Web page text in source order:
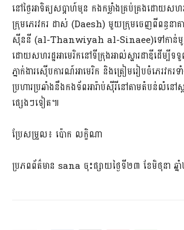
នៅថ្ងៃអាទិត្យសប្តាហ៍មុន កងកម្លាំងគ្រប់គ្រងដោយសហរដ្
ក្រុមភេរវករ ដាស់ (Daesh) មួយក្រុមចេញពីពន្ធនា
ស៊ីននី (al-Thanwiyah al-Sinaee)ទៅកាន់មូល
ដោយសហរដ្ឋអាមេរិកនៅទីក្រុងអាល់ស្ហារដាឌីដើម្បីទ
ភ្នាក់ងារស៊ើបការណ៍អាមេរិក និងត្រៀមរៀបចំភេរវករទ
ប្រហារប្រឆាំងនឹងកងទ័ពអារ៉ាប់ស៊ីរីនៅតាមតំបន់លំនៅស្
ផ្សេងៗទៀត៕
ប្រែសម្រួល៖ ប៉ោក លក្ខិណា
ប្រភពព័ត៌មាន sana ចុះផ្សាយថ្ងៃទី២៣ ខែមិថុនា ឆ្